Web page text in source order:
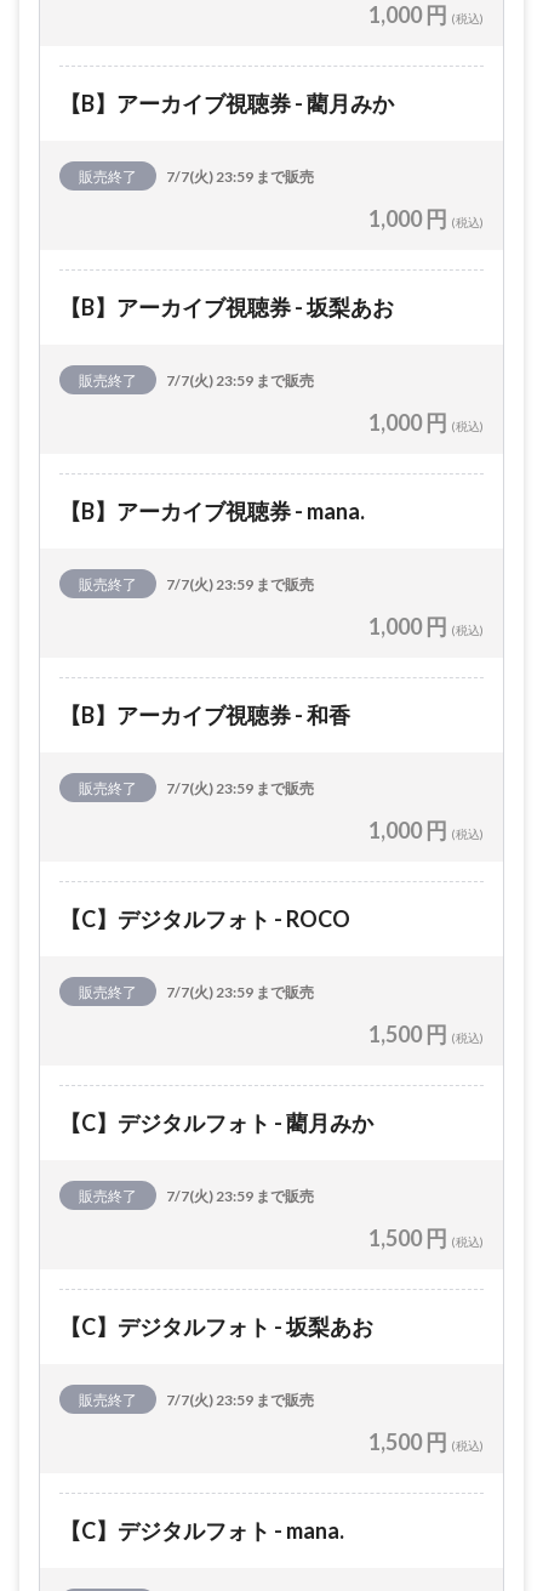
1,000 円 (税込)
【B】アーカイブ視聴券 - 藺月みか
販売終了 7/7(火) 23:59 まで販売
1,000 円 (税込)
【B】アーカイブ視聴券 - 坂梨あお
販売終了 7/7(火) 23:59 まで販売
1,000 円 (税込)
【B】アーカイブ視聴券 - mana.
販売終了 7/7(火) 23:59 まで販売
1,000 円 (税込)
【B】アーカイブ視聴券 - 和香
販売終了 7/7(火) 23:59 まで販売
1,000 円 (税込)
【C】デジタルフォト - ROCO
販売終了 7/7(火) 23:59 まで販売
1,500 円 (税込)
【C】デジタルフォト - 藺月みか
販売終了 7/7(火) 23:59 まで販売
1,500 円 (税込)
【C】デジタルフォト - 坂梨あお
販売終了 7/7(火) 23:59 まで販売
1,500 円 (税込)
【C】デジタルフォト - mana.